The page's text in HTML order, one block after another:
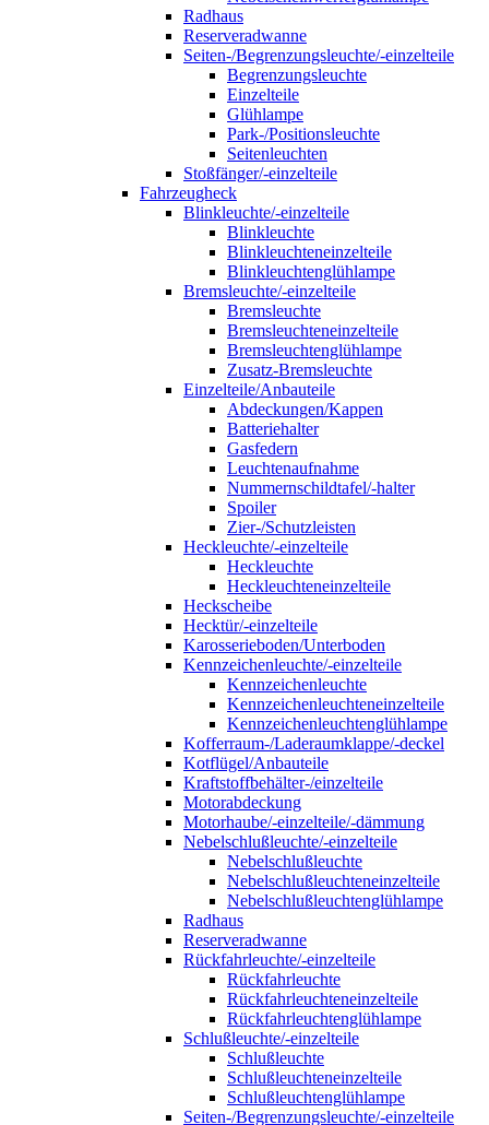
Radhaus
Reserveradwanne
Seiten-/Begrenzungsleuchte/-einzelteile
Begrenzungsleuchte
Einzelteile
Glühlampe
Park-/Positionsleuchte
Seitenleuchten
Stoßfänger/-einzelteile
Fahrzeugheck
Blinkleuchte/-einzelteile
Blinkleuchte
Blinkleuchteneinzelteile
Blinkleuchtenglühlampe
Bremsleuchte/-einzelteile
Bremsleuchte
Bremsleuchteneinzelteile
Bremsleuchtenglühlampe
Zusatz-Bremsleuchte
Einzelteile/Anbauteile
Abdeckungen/Kappen
Batteriehalter
Gasfedern
Leuchtenaufnahme
Nummernschildtafel/-halter
Spoiler
Zier-/Schutzleisten
Heckleuchte/-einzelteile
Heckleuchte
Heckleuchteneinzelteile
Heckscheibe
Hecktür/-einzelteile
Karosserieboden/Unterboden
Kennzeichenleuchte/-einzelteile
Kennzeichenleuchte
Kennzeichenleuchteneinzelteile
Kennzeichenleuchtenglühlampe
Kofferraum-/Laderaumklappe/-deckel
Kotflügel/Anbauteile
Kraftstoffbehälter-/einzelteile
Motorabdeckung
Motorhaube/-einzelteile/-dämmung
Nebelschlußleuchte/-einzelteile
Nebelschlußleuchte
Nebelschlußleuchteneinzelteile
Nebelschlußleuchtenglühlampe
Radhaus
Reserveradwanne
Rückfahrleuchte/-einzelteile
Rückfahrleuchte
Rückfahrleuchteneinzelteile
Rückfahrleuchtenglühlampe
Schlußleuchte/-einzelteile
Schlußleuchte
Schlußleuchteneinzelteile
Schlußleuchtenglühlampe
Seiten-/Begrenzungsleuchte/-einzelteile